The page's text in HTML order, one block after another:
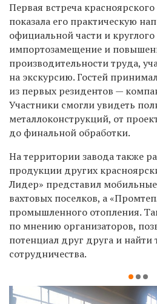
Первая встреча
показала его практическую
официальной части и
импортозамещение и
производительности труда,
на экскурсию. Гостей
из первых резидентов —
Участники смогли увидеть
металлоконструкций, от
до финальной обработки.
На территории завода также
продукции других
Лидер» представил
вахтовых поселков, а
промышленного отопления.
по мнению организаторов,
потенциал друг друга и найти
сотрудничества.